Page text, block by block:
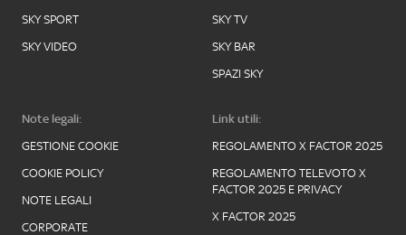
SKY SPORT
SKY VIDEO
SKY TV
SKY BAR
SPAZI SKY
Note legali:
GESTIONE COOKIE
COOKIE POLICY
NOTE LEGALI
CORPORATE
Link utili:
REGOLAMENTO X FACTOR 2025
REGOLAMENTO TELEVOTO X
FACTOR 2025 E PRIVACY
X FACTOR 2025